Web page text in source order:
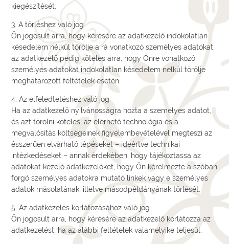
kiegészítését.
3. A törléshez való jog
Ön jogosult arra, hogy kérésére az adatkezelő indokolatlan
késedelem nélkül törölje a rá vonatkozó személyes adatokat,
az adatkezelő pedig köteles arra, hogy Önre vonatkozó
személyes adatokat indokolatlan késedelem nélkül törölje
meghatározott feltételek esetén.
4. Az elfeledtetéshez való jog
Ha az adatkezelő nyilvánosságra hozta a személyes adatot,
és azt törölni köteles, az elérhető technológia és a
megvalósítás költségeinek figyelembevételével megteszi az
ésszerűen elvárható lépéseket – ideértve technikai
intézkedéseket – annak érdekében, hogy tájékoztassa az
adatokat kezelő adatkezelőket, hogy Ön kérelmezte a szóban
forgó személyes adatokra mutató linkek vagy e személyes
adatok másolatának, illetve másodpéldányának törlését.
5. Az adatkezelés korlátozásához való jog
Ön jogosult arra, hogy kérésére az adatkezelő korlátozza az
adatkezelést, ha az alábbi feltételek valamelyike teljesül: